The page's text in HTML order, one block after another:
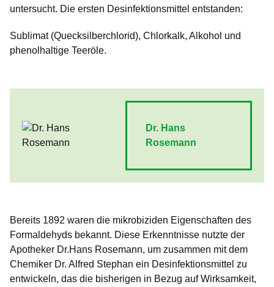
untersucht. Die ersten Desinfektionsmittel entstanden:
Sublimat (Quecksilberchlorid), Chlorkalk, Alkohol und
phenolhaltige Teeröle.
Dr. Hans
Rosemann
Bereits 1892 waren die mikrobiziden Eigenschaften des
Formaldehyds bekannt. Diese Erkenntnisse nutzte der
Apotheker Dr.Hans Rosemann, um zusammen mit dem
Chemiker Dr. Alfred Stephan ein Desinfektionsmittel zu
entwickeln, das die bisherigen in Bezug auf Wirksamkeit,